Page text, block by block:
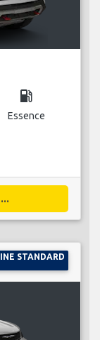
local_gas_station
Essence
STANDARD